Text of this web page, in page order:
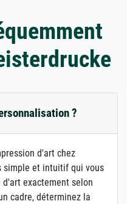
?
d'art chez
simple et intuitif qui vous
exactement selon
cadre, déterminez la